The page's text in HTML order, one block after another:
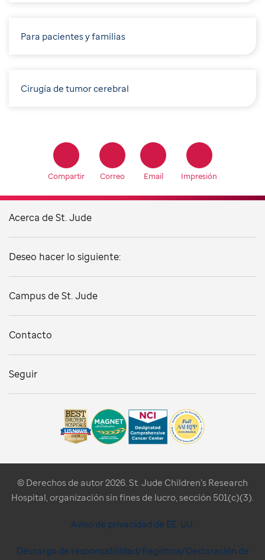
Para pacientes y familias
Cirugía de tumor cerebral
Compartir Correo Email Impresión
Acerca de St. Jude
Deseo hacer lo siguiente:
Campus de St. Jude
Contacto
Seguir
© Derechos de autor 2026. St. Jude Children’s Research
Hospital, organización sin fines de lucro, sección 501(c)(3).
Aviso de privacidad de EE. UU.
Descargo de responsabilidad/Registros/Declaración de